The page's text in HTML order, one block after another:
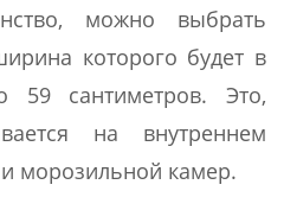
можно выбрать
которого будет в
59 сантиметров. Это,
на внутреннем
морозильной камер.